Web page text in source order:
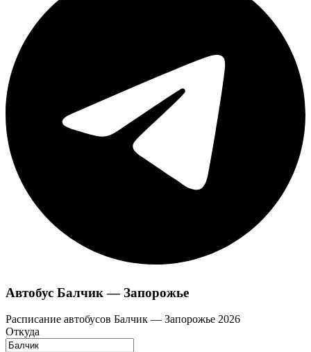
Автобус Балчик — Запорожье
Расписание автобусов Балчик — Запорожье 2026
Откуда